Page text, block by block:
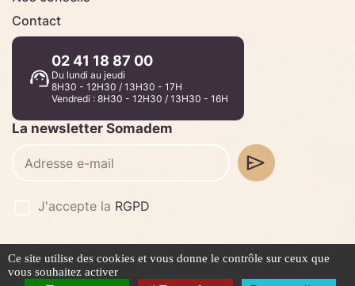
Contact
02 41 18 87 00
Du lundi au jeudi
8H30 - 12H30 / 13H30 - 17H
Vendredi : 8H30 - 12H30 / 13H30 - 16H
La newsletter Somadem
J'accepte la RGPD
©2026 -Stafe.fr
Mentions légales
Politique de confidentialité
Ce site utilise des cookies et vous donne le contrôle sur ceux que
vous souhaitez activer